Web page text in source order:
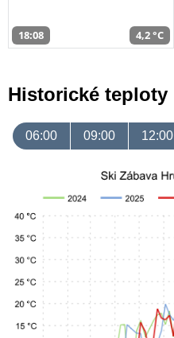
18:08 4,2 °C
Historické teploty
06:00 09:00 12:00